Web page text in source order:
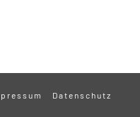
Datenschutz